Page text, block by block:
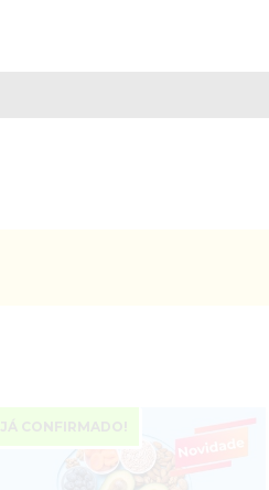
JÁ CONFIRMADO!